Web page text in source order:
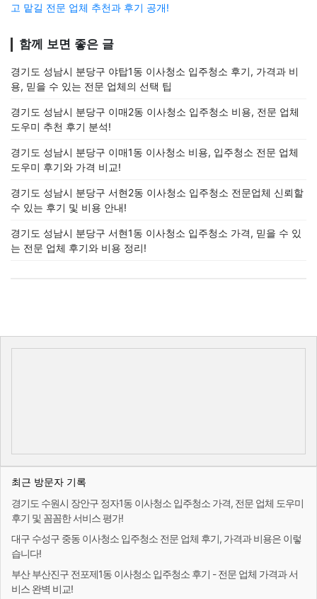
고 맡길 전문 업체 추천과 후기 공개!
함께 보면 좋은 글
경기도 성남시 분당구 야탑1동 이사청소 입주청소 후기, 가격과 비
용, 믿을 수 있는 전문 업체의 선택 팁
경기도 성남시 분당구 이매2동 이사청소 입주청소 비용, 전문 업체
도우미 추천 후기 분석!
경기도 성남시 분당구 이매1동 이사청소 비용, 입주청소 전문 업체
도우미 후기와 가격 비교!
경기도 성남시 분당구 서현2동 이사청소 입주청소 전문업체 신뢰할
수 있는 후기 및 비용 안내!
경기도 성남시 분당구 서현1동 이사청소 입주청소 가격, 믿을 수 있
는 전문 업체 후기와 비용 정리!
최근 방문자 기록
경기도 수원시 장안구 정자1동 이사청소 입주청소 가격, 전문 업체 도우미
후기 및 꼼꼼한 서비스 평가!
대구 수성구 중동 이사청소 입주청소 전문 업체 후기, 가격과 비용은 이렇
습니다!
부산 부산진구 전포제1동 이사청소 입주청소 후기 - 전문 업체 가격과 서
비스 완벽 비교!